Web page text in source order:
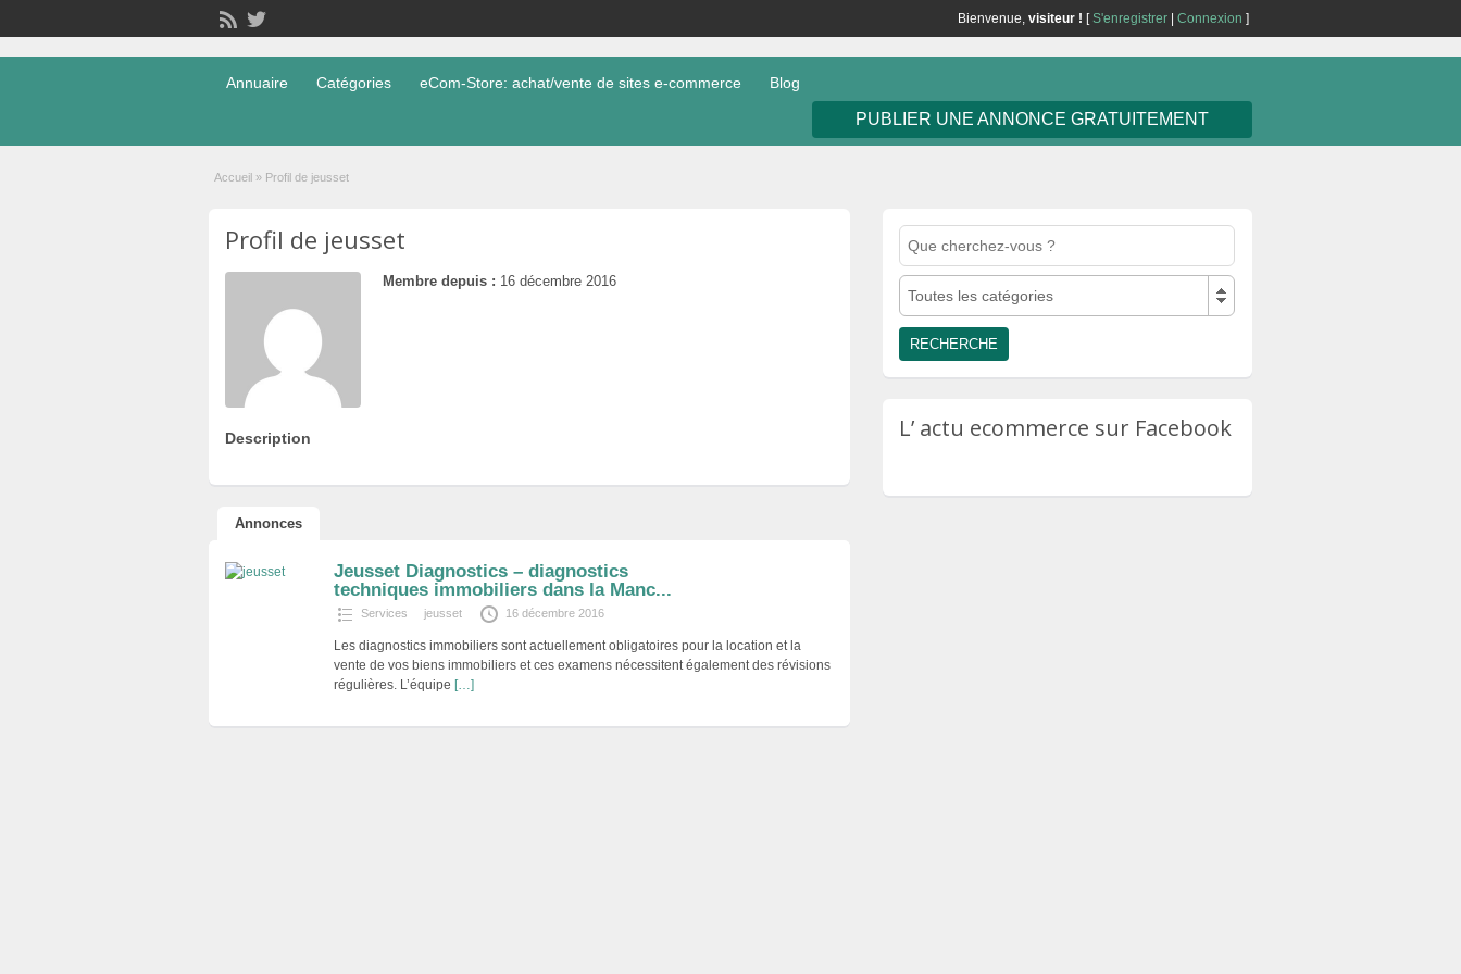
Bienvenue, visiteur ! [S'enregistrer Connexion ]
Annuaire Catégories eCom-Store: achat/vente de sites e-commerce Blog
PUBLIER UNE ANNONCE GRATUITEMENT
Accueil » Profil de jeusset
Profil de jeusset
Membre depuis : 16 décembre 2016
Description
Annonces
Jeusset Diagnostics – diagnostics
techniques immobiliers dans la Manc...
Services jeusset 16 décembre 2016
Les diagnostics immobiliers sont actuellement obligatoires pour la location et la
vente de vos biens immobiliers et ces examens nécessitent également des révisions
régulières. L’équipe […]
Toutes les catégories
L’ actu ecommerce sur Facebook